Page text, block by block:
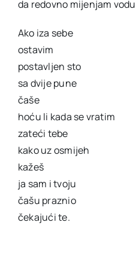
da redovno mijenjam vodu
Ako iza sebe
ostavim
postavljen sto
sa dvije pune
čaše
hoću li kada se vratim
zateći tebe
kako uz osmijeh
kažeš
ja sam i tvoju
čašu praznio
čekajući te.